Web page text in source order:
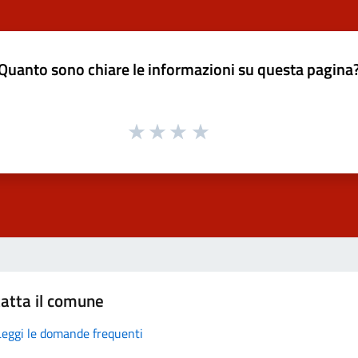
sono chiare le informazioni su questa
il comune
le domande frequenti